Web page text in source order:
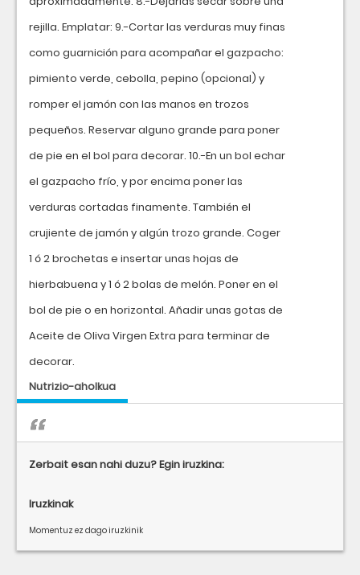
rejilla. Emplatar: 9.-Cortar las verduras muy finas
como guarnición para acompañar el gazpacho:
pimiento verde, cebolla, pepino (opcional) y
romper el jamón con las manos en trozos
pequeños. Reservar alguno grande para poner
de pie en el bol para decorar. 10.-En un bol echar
el gazpacho frío, y por encima poner las
verduras cortadas finamente. También el
crujiente de jamón y algún trozo grande. Coger
1 ó 2 brochetas e insertar unas hojas de
hierbabuena y 1 ó 2 bolas de melón. Poner en el
bol de pie o en horizontal. Añadir unas gotas de
Aceite de Oliva Virgen Extra para terminar de
decorar.
Nutrizio-aholkua
Zerbait esan nahi duzu? Egin iruzkina:
Iruzkinak
Momentuz ez dago iruzkinik